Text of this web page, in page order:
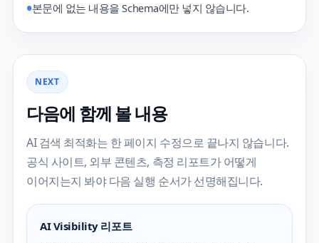
본문에 없는 내용을 Schema에만 넣지 않습니다.
NEXT
다음에 함께 볼 내용
AI 검색 최적화는 한 페이지 수정으로 끝나지 않습니다.
공식 사이트, 외부 콘텐츠, 측정 리포트가 어떻게
이어지는지 봐야 다음 실행 순서가 선명해집니다.
AI Visibility 리포트